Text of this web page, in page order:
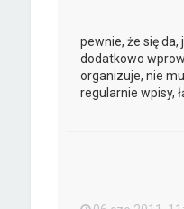
pewnie, że się
dodatkowo
organizuje, nie
regularnie wpisy,